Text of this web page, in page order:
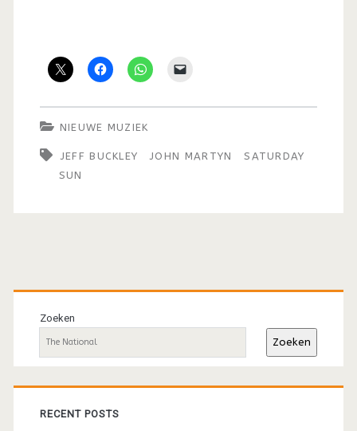
NIEUWE MUZIEK
JEFF BUCKLEY JOHN MARTYN
SATURDAY
SUN
Primaire
sidebar
Zoeken
Zoeken
RECENT POSTS